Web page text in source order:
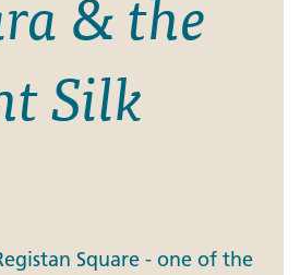
Silk
Square - one of the